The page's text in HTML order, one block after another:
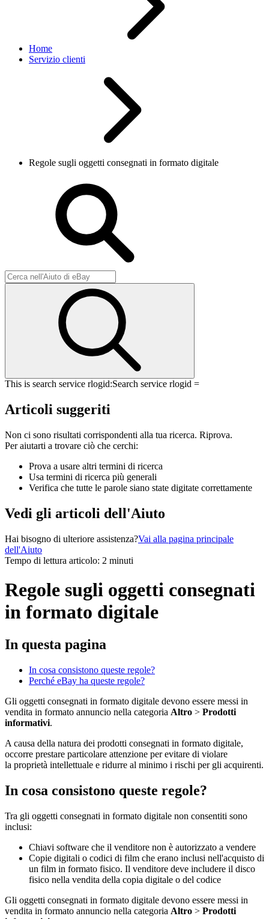
Home
Servizio clienti
Regole sugli oggetti consegnati in formato digitale
This is search service rlogid:Search service rlogid =
Articoli suggeriti
Non ci sono risultati corrispondenti alla tua ricerca. Riprova.
Per aiutarti a trovare ciò che cerchi:
Prova a usare altri termini di ricerca
Usa termini di ricerca più generali
Verifica che tutte le parole siano state digitate correttamente
Vedi gli articoli dell'Aiuto
Hai bisogno di ulteriore assistenza?Vai alla pagina principale
dell'Aiuto
Tempo di lettura articolo: 2 minuti
Regole sugli oggetti consegnati
in formato digitale
In questa pagina
In cosa consistono queste regole?
Perché eBay ha queste regole?
Gli oggetti consegnati in formato digitale devono essere messi in
vendita in formato annuncio nella categoria Altro > Prodotti
informativi.
A causa della natura dei prodotti consegnati in formato digitale,
occorre prestare particolare attenzione per evitare di violare
la proprietà intellettuale e ridurre al minimo i rischi per gli acquirenti.
In cosa consistono queste regole?
Tra gli oggetti consegnati in formato digitale non consentiti sono
inclusi:
Chiavi software che il venditore non è autorizzato a vendere
Copie digitali o codici di film che erano inclusi nell'acquisto di
un film in formato fisico. Il venditore deve includere il disco
fisico nella vendita della copia digitale o del codice
Gli oggetti consegnati in formato digitale devono essere messi in
vendita in formato annuncio nella categoria Altro > Prodotti